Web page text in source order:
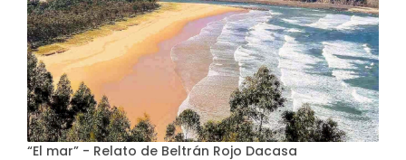
“El mar” - Relato de Beltrán Rojo Dacasa